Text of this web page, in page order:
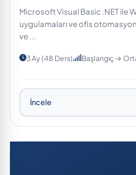
Microsoft Visual Basic .NET ile
uygulamaları ve ofis
ve ...
3 Ay (48 Ders) Başlangıç →
İncele